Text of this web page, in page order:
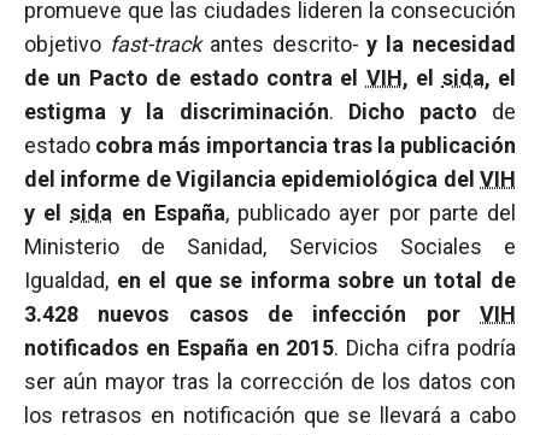
promueve que las ciudades lideren la consecución
objetivo fast-trackantes descrito-y la necesidad
de un Pacto de estado contra el VIH, el sida, el
estigma y la discriminación. Dicho pacto de
estado cobra más importancia tras la publicación
del informe de Vigilancia epidemiológica del VIH
y elsida en España, publicado ayer por parte del
Ministerio de Sanidad, Servicios Sociales e
Igualdad, en el que se informa sobre un total de
3.428 nuevos casos de infección por VIH
notificados en España en 2015. Dicha cifra podría
ser aún mayor tras la corrección de los datos con
los retrasos en notificación que se llevará a cabo